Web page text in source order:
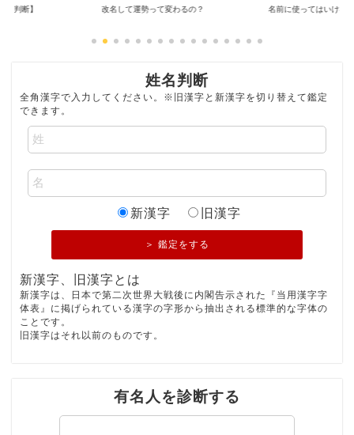
名判断】 改名して運勢って変わるの？ 名前に使ってはいけな
姓名判断
全角漢字で入力してください。※旧漢字と新漢字を切り替えて鑑定
できます。
新漢字 旧漢字
＞ 鑑定をする
新漢字、旧漢字とは
新漢字は、日本で第二次世界大戦後に内閣告示された『当用漢字字
体表』に掲げられている漢字の字形から抽出される標準的な字体の
ことです。
旧漢字はそれ以前のものです。
有名人を診断する